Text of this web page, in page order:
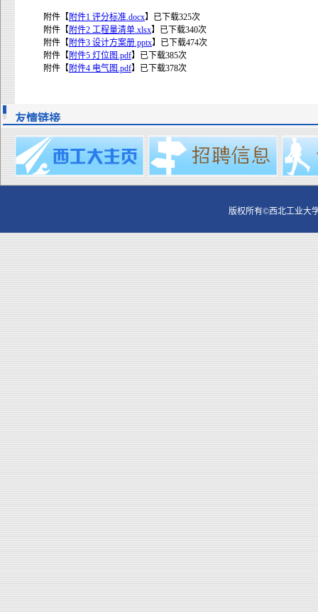
附件【附件1 评分标准.docx】已下载325次
附件【附件2 工程量清单.xlsx】已下载340次
附件【附件3 设计方案册.pptx】已下载474次
附件【附件5 灯位图.pdf】已下载385次
附件【附件4 电气图.pdf】已下载378次
友情链接
版权所有©西北工业大